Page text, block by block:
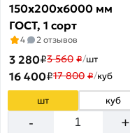
150х200х6000 мм
ГОСТ, 1 сорт
4 2 отзывов
3 280₽3 560 ₽/шт
16 400₽17 800 ₽/куб
шт куб
- +